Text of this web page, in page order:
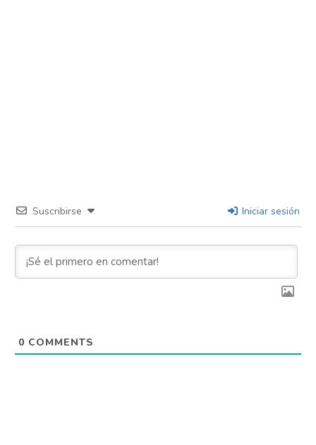
Suscribirse Iniciar sesión
0 COMMENTS